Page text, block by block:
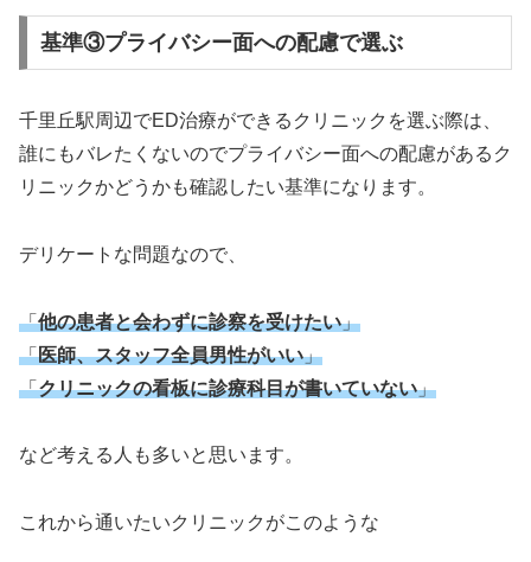
基準③プライバシー面への配慮で選ぶ
千里丘駅周辺でED治療ができるクリニックを選ぶ際は、
誰にもバレたくないのでプライバシー面への配慮があるク
リニックかどうかも確認したい基準になります。
デリケートな問題なので、
「他の患者と会わずに診察を受けたい」
「医師、スタッフ全員男性がいい」
「クリニックの看板に診療科目が書いていない」
など考える人も多いと思います。
これから通いたいクリニックがこのような